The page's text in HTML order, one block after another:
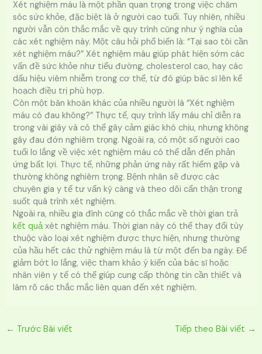
Xét nghiệm máu là một phần quan trọng trong việc chăm
sóc sức khỏe, đặc biệt là ở người cao tuổi. Tuy nhiên, nhiều
người vẫn còn thắc mắc về quy trình cũng như ý nghĩa của
các xét nghiệm này. Một câu hỏi phổ biến là: “Tại sao tôi cần
xét nghiệm máu?” Xét nghiệm máu giúp phát hiện sớm các
vấn đề sức khỏe như tiểu đường, cholesterol cao, hay các
dấu hiệu viêm nhiễm trong cơ thể, từ đó giúp bác sĩ lên kế
hoạch điều trị phù hợp.
Còn một băn khoăn khác của nhiều người là “Xét nghiệm
máu có đau không?” Thực tế, quy trình lấy máu chỉ diễn ra
trong vài giây và có thể gây cảm giác khó chịu, nhưng không
gây đau đớn nghiêm trọng. Ngoài ra, có một số người cao
tuổi lo lắng về việc xét nghiệm máu có thể dẫn đến phản
ứng bất lợi. Thực tế, những phản ứng này rất hiếm gặp và
thường không nghiêm trọng. Bệnh nhân sẽ được các
chuyên gia y tế tư vấn kỹ càng và theo dõi cẩn thận trong
suốt quá trình xét nghiệm.
Ngoài ra, nhiều gia đình cũng có thắc mắc về thời gian trả
kết quảxét nghiệm máu. Thời gian này có thể thay đổi tùy
thuộc vào loại xét nghiệm được thực hiện, nhưng thường
của hầu hết các thử nghiệm máu là từ một đến ba ngày. Để
giảm bớt lo lắng, việc tham khảo ý kiến của bác sĩ hoặc
nhân viên y tế có thể giúp cung cấp thông tin cần thiết và
làm rõ các thắc mắc liên quan đến xét nghiệm.
← Trước Bài viết Tiếp theo Bài viết →